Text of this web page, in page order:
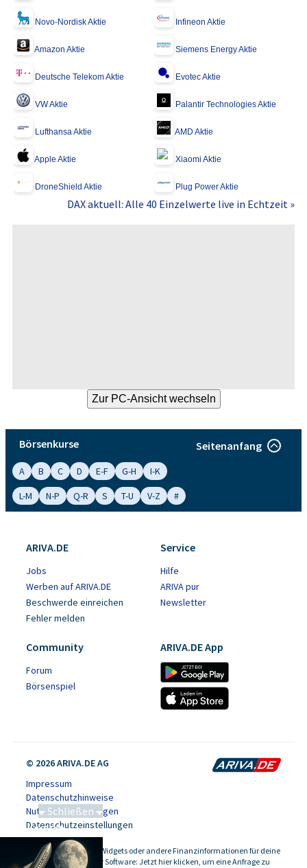
Novo-Nordisk Aktie Infineon Aktie
Amazon Aktie Siemens Energy Aktie
Deutsche Telekom Aktie Evotec Aktie
VW Aktie Palantir Technologies Aktie
Lufthansa Aktie AMD Aktie
Apple Aktie Xiaomi Aktie
DroneShield Aktie Plug Power Aktie
DAX aktuell: Alle 40 Einzelwerte live in Echtzeit »
Börsenkurse Seitenanfang
A B C D E-F G-H
I-K
L-M
N-P Q-R S T-U V-Z #
ARIVA.DE
Jobs
Werben auf ARIVA.DE
Beschwerde einreichen
Fehler melden
Service
Hilfe
ARIVA pur
Newsletter
Community
Forum
Börsenspiel
ARIVA.DE App
© 2026 ARIVA.DE AG
Impressum
Datenschutzhinweise
Nutzungsbedingungen
Datenschutzeinstellungen
-
Kursdaten, Widgets oder andere Finanzinformationen für deine
Website oder Software: Jetzt hier klicken, um eine Anfrage zu
Schließen
Saga bei 0,53 CAD